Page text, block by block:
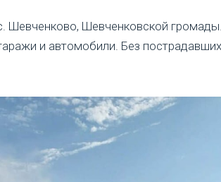
Шевченково, Шевченковской громады.
и автомобили. Без